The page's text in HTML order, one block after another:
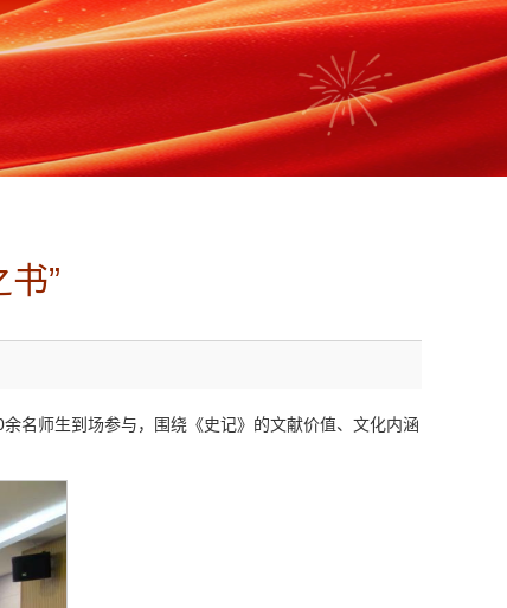
”
名师生到场参与，围绕《史记》的文献价值、文化内涵